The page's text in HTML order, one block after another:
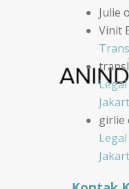
Julie
Vinit
girlie